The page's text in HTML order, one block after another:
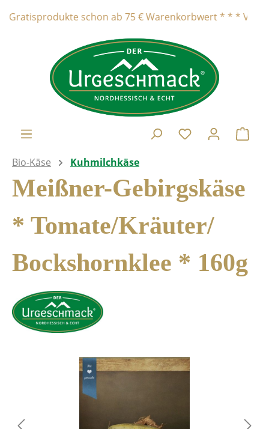
springenschon ab 75 € Warenkorbwert * * *
Bio-Käse Kuhmilchkäse
Meißner-Gebirgskäse
* Tomate/Kräuter/
Bockshornklee * 160g
Bildergalerie überspringen